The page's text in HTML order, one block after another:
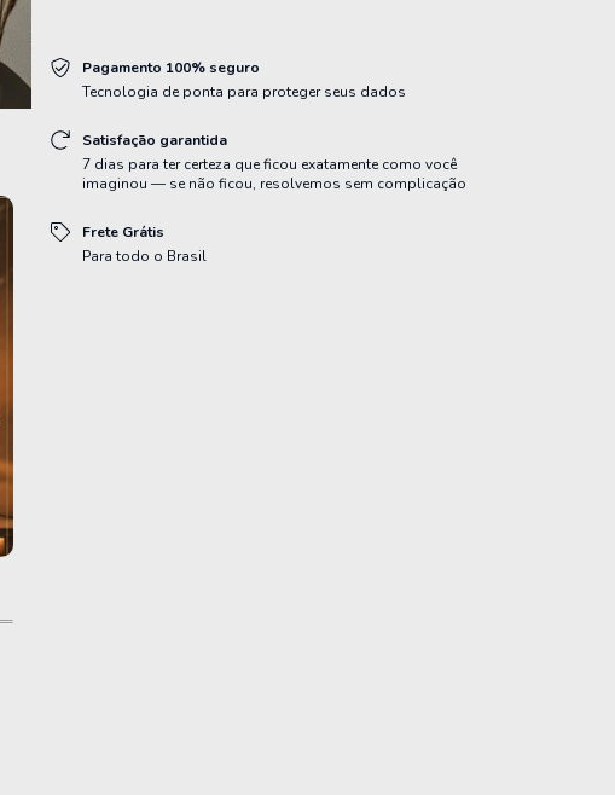
Pagamento 100% seguro
Tecnologia de ponta para proteger seus dados
Satisfação garantida
7 dias para ter certeza que ficou exatamente como você
imaginou — se não ficou, resolvemos sem complicação
Frete Grátis
Para todo o Brasil